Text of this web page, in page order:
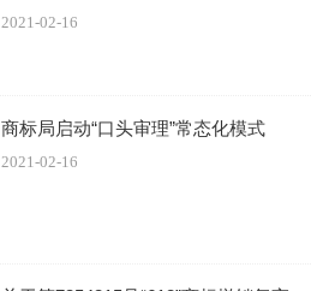
2021-02-16
商标局启动“口头审理”常态化模式
2021-02-16